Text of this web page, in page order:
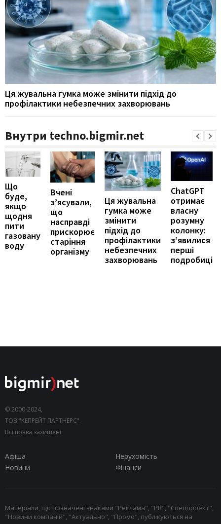
Ця жувальна гумка може змінити підхід до
профілактики небезпечних захворювань
Внутри techno.bigmir.net
Що
буде,
якщо
щодня
пити
газовану
воду
Вчені
з’ясували,
що
насправді
прискорює
старіння
організму
Ця жувальна
гумка може
змінити
підхід до
профілактики
небезпечних
захворювань
ChatGPT
отримає
власну
розумну
колонку:
з’явилися
перші
подробиці
© 2000-2024,
ТОВ "КЕПРЕЙТ ПАРТНЕРС".
Всі права захищені.
Афіша
Нерухомість
Новини
Фінанси
Матеріали, що позначені знаками "Реклама", "PR", "Спецпроект",
"Новини компаній", "Актуально", "Промо", публікуються на